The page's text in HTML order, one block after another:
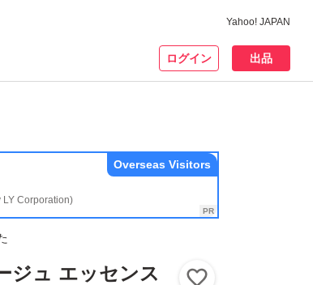
Yahoo! JAPAN
ログイン 出品
LY Corporation)
Overseas Visitors
ジュ エッセンス